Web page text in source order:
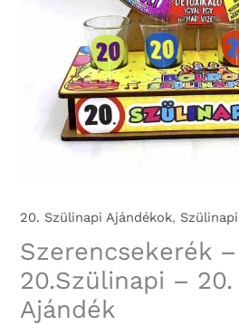
20. Szülinapi Ajándékok,
Szerencsekerék –
20.Szülinapi –
Ajándék